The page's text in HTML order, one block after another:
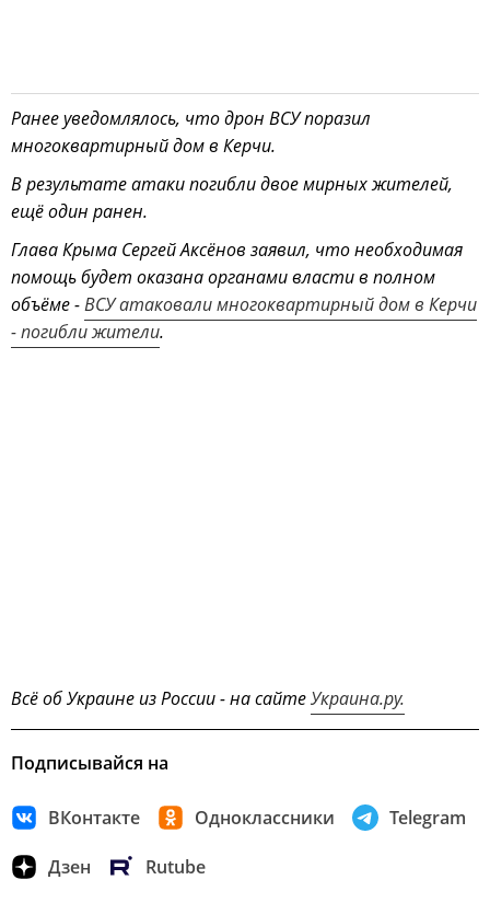
Ранее уведомлялось, что дрон ВСУ поразил
многоквартирный дом в Керчи.
В результате атаки погибли двое мирных жителей,
ещё один ранен.
Глава Крыма Сергей Аксёнов заявил, что необходимая
помощь будет оказана органами власти в полном
объёме -ВСУ атаковали многоквартирный дом в Керчи
- погибли жители.
Всё об Украине из России - на сайтеУкраина.ру.
Подписывайся на
ВКонтакте Одноклассники Telegram
Дзен Rutube